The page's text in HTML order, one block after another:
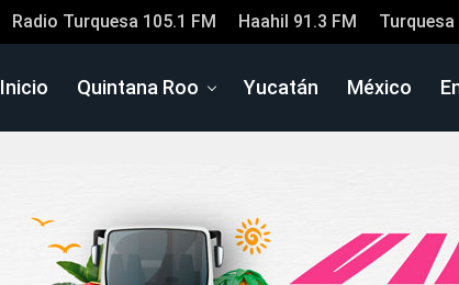
Radio Turquesa 105.1 FM Haahil 91.3 FM Turquesa
Inicio Quintana Roo Yucatán México